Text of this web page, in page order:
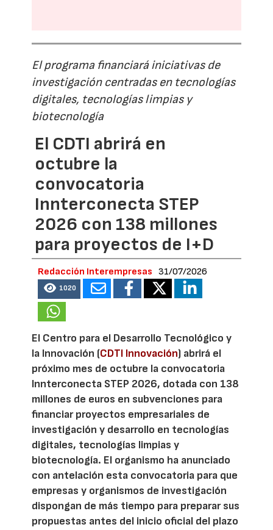
El programa financiará iniciativas de
investigación centradas en tecnologías
digitales, tecnologías limpias y
biotecnología
El CDTI abrirá en
octubre la
convocatoria
Innterconecta STEP
2026 con 138 millones
para proyectos de I+D
Redacción Interempresas 31/07/2026
1020
El Centro para el Desarrollo Tecnológico y
la Innovación (CDTI Innovación) abrirá el
próximo mes de octubre la convocatoria
Innterconecta STEP 2026, dotada con 138
millones de euros en subvenciones para
financiar proyectos empresariales de
investigación y desarrollo en tecnologías
digitales, tecnologías limpias y
biotecnología. El organismo ha anunciado
con antelación esta convocatoria para que
empresas y organismos de investigación
dispongan de más tiempo para preparar sus
propuestas antes del inicio oficial del plazo